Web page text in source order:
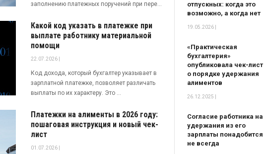
заполнению платежных поручений при пере...
Какой код указать в платежке при
выплате работнику материальной
помощи
22.07.2026 |
Код дохода, который бухгалтер указывает в
зарплатной платежке, позволяет различать
выплаты по их характеру. Это ...
Платежки на алименты в 2026 году:
пошаговая инструкция и новый чек-
лист
01.07.2026 |
отпускных: когда это
возможно, а когда нет
19.05.2026 |
«Практическая
бухгалтерия»
опубликовала чек-лист
о порядке удержания
алиментов
26.12.2025 |
Согласие работника на
удержания из его
зарплаты понадобится
не всегда